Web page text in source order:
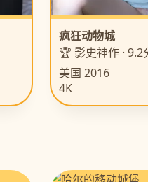
疯狂动物城
🏆 影史神作 · 9.2
美国 2016
4K